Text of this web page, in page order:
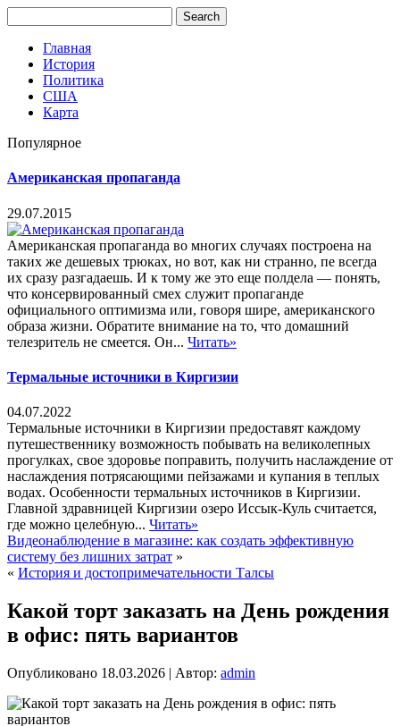
Главная
История
Политика
США
Карта
Популярное
Американская пропаганда
29.07.2015
Американская пропаганда во многих случаях построена на
таких же дешевых трюках, но вот, как ни странно, пе всегда
их сразу разгадаешь. И к тому же это еще полдела — понять,
что консервированный смех служит пропаганде
официального оптимизма или, говоря шире, американского
образа жизни. Обратите внимание на то, что домашний
телезритель не смеется. Он... Читать»
Термальные источники в Киргизии
04.07.2022
Термальные источники в Киргизии предоставят каждому
путешественнику возможность побывать на великолепных
прогулках, свое здоровье поправить, получить наслаждение от
наслаждения потрясающими пейзажами и купания в теплых
водах. Особенности термальных источников в Киргизии.
Главной здравницей Киргизии озеро Иссык-Куль считается,
где можно целебную... Читать»
Видеонаблюдение в магазине: как создать эффективную
систему без лишних затрат »
« История и достопримечательности Талсы
Какой торт заказать на День рождения
в офис: пять вариантов
Опубликовано 18.03.2026 | Автор: admin